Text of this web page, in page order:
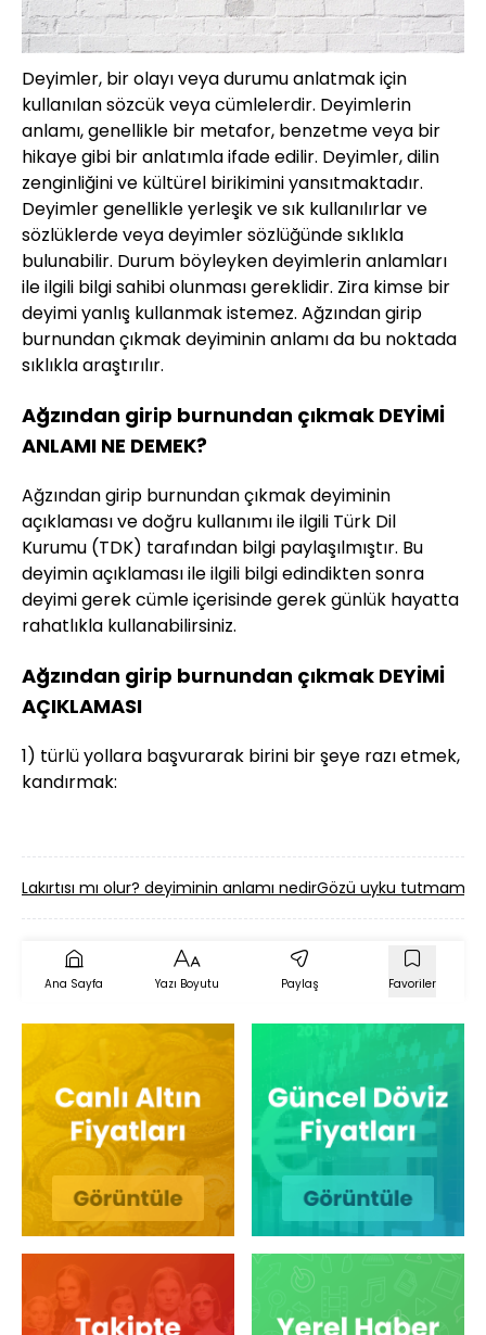
Deyimler, bir olayı veya durumu anlatmak için
kullanılan sözcük veya cümlelerdir. Deyimlerin
anlamı, genellikle bir metafor, benzetme veya bir
hikaye gibi bir anlatımla ifade edilir. Deyimler, dilin
zenginliğini ve kültürel birikimini yansıtmaktadır.
Deyimler genellikle yerleşik ve sık kullanılırlar ve
sözlüklerde veya deyimler sözlüğünde sıklıkla
bulunabilir. Durum böyleyken deyimlerin anlamları
ile ilgili bilgi sahibi olunması gereklidir. Zira kimse bir
deyimi yanlış kullanmak istemez. Ağzından girip
burnundan çıkmak deyiminin anlamı da bu noktada
sıklıkla araştırılır.
Ağzından girip burnundan çıkmak DEYİMİ
ANLAMI NE DEMEK?
Ağzından girip burnundan çıkmak deyiminin
açıklaması ve doğru kullanımı ile ilgili Türk Dil
Kurumu (TDK) tarafından bilgi paylaşılmıştır. Bu
deyimin açıklaması ile ilgili bilgi edindikten sonra
deyimi gerek cümle içerisinde gerek günlük hayatta
rahatlıkla kullanabilirsiniz.
Ağzından girip burnundan çıkmak DEYİMİ
AÇIKLAMASI
1) türlü yollara başvurarak birini bir şeye razı etmek,
kandırmak:
Lakırtısı mı olur? deyiminin anlamı nedirGözü uyku tutmamak
Ana Sayfa Yazı Boyutu Paylaş Favoriler